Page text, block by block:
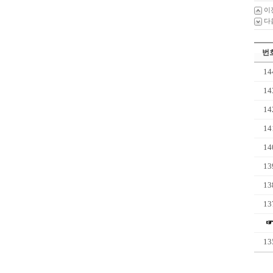
이
다
번
☞